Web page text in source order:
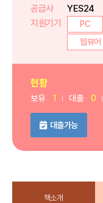
공급사
YES24
지원기기
PC
웹뷰어
현황
보유 1 대출 0
대출가능
책소개